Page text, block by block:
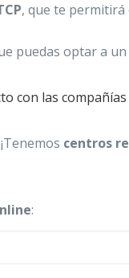
, que te permitirá
puedas optar a
con las compañías
centros
: